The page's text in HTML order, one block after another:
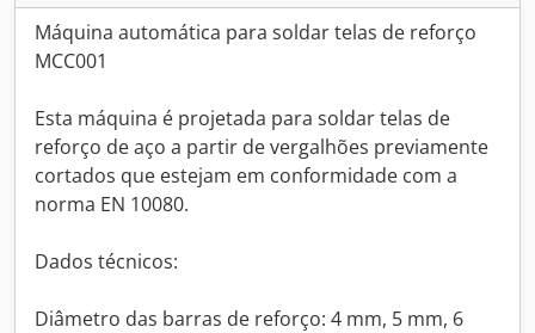
Máquina automática para soldar telas de reforço
MCC001
Esta máquina é projetada para soldar telas de
reforço de aço a partir de vergalhões previamente
cortados que estejam em conformidade com a
norma EN 10080.
Dados técnicos:
Diâmetro das barras de reforço: 4 mm, 5 mm, 6